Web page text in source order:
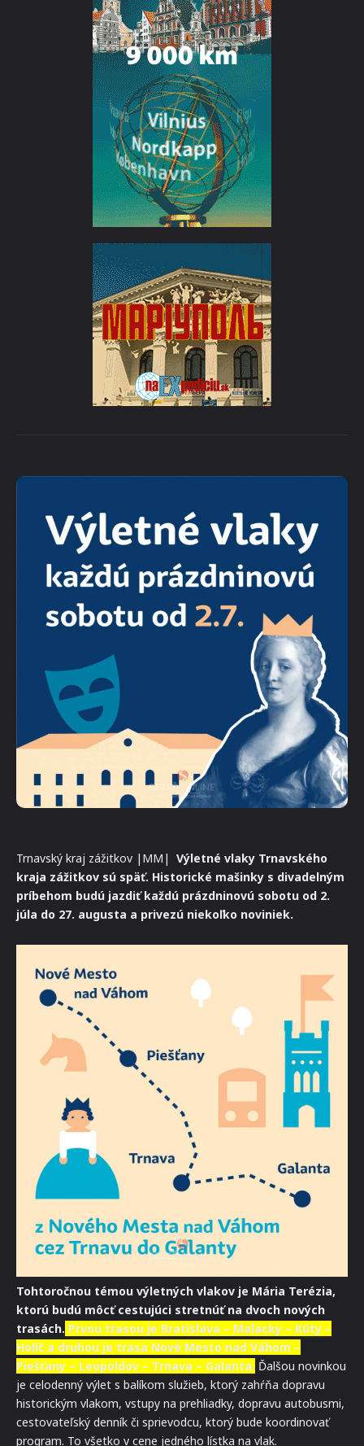
Trnavský kraj zážitkov |MM| Výletné vlaky Trnavského
kraja zážitkov sú späť. Historické mašinky s divadelným
príbehom budú jazdiť každú prázdninovú sobotu od 2.
júla do 27. augusta a privezú niekoľko noviniek.
Tohtoročnou témou výletných vlakov je Mária Terézia,
ktorú budú môcť cestujúci stretnúť na dvoch nových
trasách. Prvou trasou je Bratislava – Malacky – Kúty –
Holíč a druhou je trasa Nové Mesto nad Váhom –
Piešťany – Leopoldov – Trnava – Galanta. Ďalšou novinkou
je celodenný výlet s balíkom služieb, ktorý zahŕňa dopravu
historickým vlakom, vstupy na prehliadky, dopravu autobusmi,
cestovateľský denník či sprievodcu, ktorý bude koordinovať
program. To všetko v cene jedného lístka na vlak.